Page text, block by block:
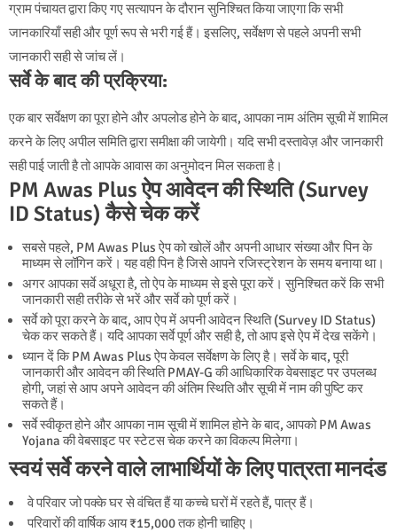
ग्राम पंचायत द्वारा किए गए सत्यापन के दौरान सुनिश्चित किया जाएगा कि सभी
जानकारियाँ सही और पूर्ण रूप से भरी गई हैं। इसलिए, सर्वेक्षण से पहले अपनी सभी
जानकारी सही से जांच लें।
सर्वे के बाद की प्रक्रिया:
एक बार सर्वेक्षण का पूरा होने और अपलोड होने के बाद, आपका नाम अंतिम सूची में शामिल
करने के लिए अपील समिति द्वारा समीक्षा की जायेगी। यदि सभी दस्तावेज़ और जानकारी
सही पाई जाती है तो आपके आवास का अनुमोदन मिल सकता है।
PM Awas Plus ऐप आवेदन की स्थिति (Survey
ID Status) कैसे चेक करें
सबसे पहले, PM Awas Plus ऐप को खोलें और अपनी आधार संख्या और पिन के
माध्यम से लॉगिन करें। यह वही पिन है जिसे आपने रजिस्ट्रेशन के समय बनाया था।
अगर आपका सर्वे अधूरा है, तो ऐप के माध्यम से इसे पूरा करें। सुनिश्चित करें कि सभी
जानकारी सही तरीके से भरें और सर्वे को पूर्ण करें।
सर्वे को पूरा करने के बाद, आप ऐप में अपनी आवेदन स्थिति (Survey ID Status)
चेक कर सकते हैं। यदि आपका सर्वे पूर्ण और सही है, तो आप इसे ऐप में देख सकेंगे।
ध्यान दें कि PM Awas Plus ऐप केवल सर्वेक्षण के लिए है। सर्वे के बाद, पूरी
जानकारी और आवेदन की स्थिति PMAY-G की आधिकारिक वेबसाइट पर उपलब्ध
होगी, जहां से आप अपने आवेदन की अंतिम स्थिति और सूची में नाम की पुष्टि कर
सकते हैं।
सर्वे स्वीकृत होने और आपका नाम सूची में शामिल होने के बाद, आपको PM Awas
Yojana की वेबसाइट पर स्टेटस चेक करने का विकल्प मिलेगा।
स्वयं सर्वे करने वाले लाभार्थियों के लिए पात्रता मानदंड
वे परिवार जो पक्के घर से वंचित हैं या कच्चे घरों में रहते हैं, पात्र हैं।
परिवारों की वार्षिक आय ₹15,000 तक होनी चाहिए।